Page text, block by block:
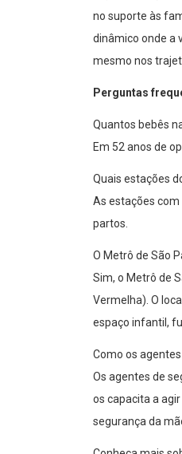
no suporte às
dinâmico onde a
mesmo nos
Perguntas
Quantos bebês
Em 52 anos de
Quais estações
As estações com
partos.
O Metrô de São
Sim, o Metrô de
Vermelha). O
espaço infantil,
Como os
Os agentes de
os capacita a
segurança da